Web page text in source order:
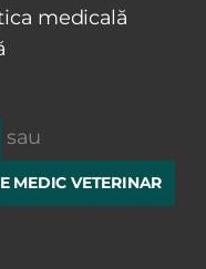
medicală
sau
MEDIC VETERINAR